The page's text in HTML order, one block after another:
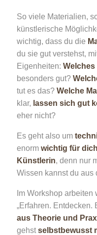
So viele Materialien,
künstlerische
wichtig, dass du die
du sie gut verstehst,
Eigenheiten: Welches
besonders gut?
tut es das? Welche
klar, lassen sich gut
eher nicht?
Es geht also um
enorm wichtig für
Künstlerin, denn nur
Wissen kannst du aus
Im Workshop
„Erfahren. Entdecken.
aus Theorie und
gehst selbstbewusst